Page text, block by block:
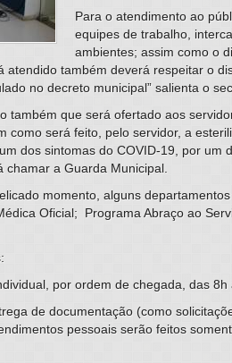
Para o atendimento ao
equipes de trabalho,
ambientes; assim como o
atendido também deverá respeitar o
no decreto municipal” salienta o
também que será ofertado aos
como será feito, pelo servidor, a
dos sintomas do COVID-19, por um
a Guarda Municipal.
momento, alguns
Oficial; Programa Abraço ao
por ordem de chegada, das 8h
de documentação (como
pessoais serão feitos